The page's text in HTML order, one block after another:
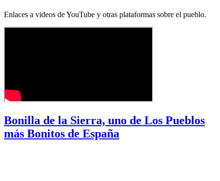
Enlaces a videos de YouTube y otras plataformas sobre el pueblo.
Bonilla de la Sierra, uno de Los Pueblos
más Bonitos de España